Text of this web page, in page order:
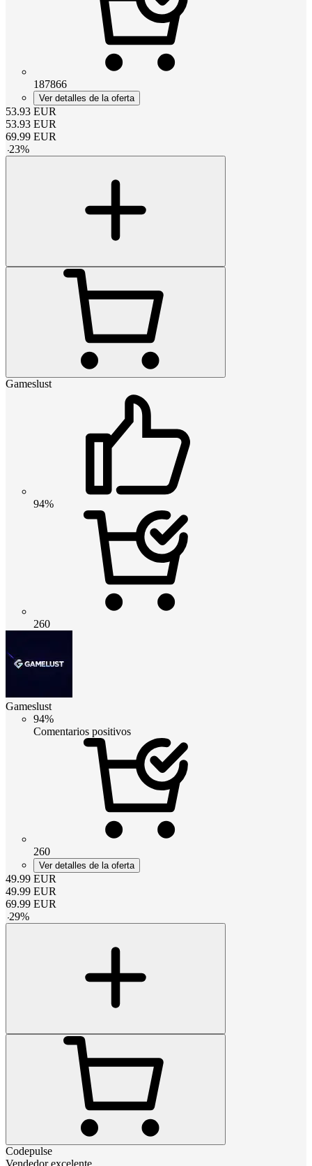
187866
Ver detalles de la oferta
53.93 EUR
53.93 EUR
69.99 EUR
-23%
Gameslust
94%
260
Gameslust
94%
Comentarios positivos
260
Ver detalles de la oferta
49.99 EUR
49.99 EUR
69.99 EUR
-29%
Codepulse
Vendedor excelente